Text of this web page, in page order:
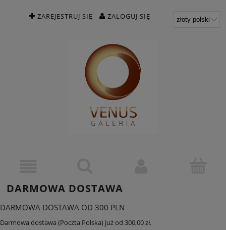
ZAREJESTRUJ SIĘ ZALOGUJ SIĘ
DARMOWA DOSTAWA
DARMOWA DOSTAWA OD 300 PLN
Darmowa dostawa (Poczta Polska) już od 300,00 zł.